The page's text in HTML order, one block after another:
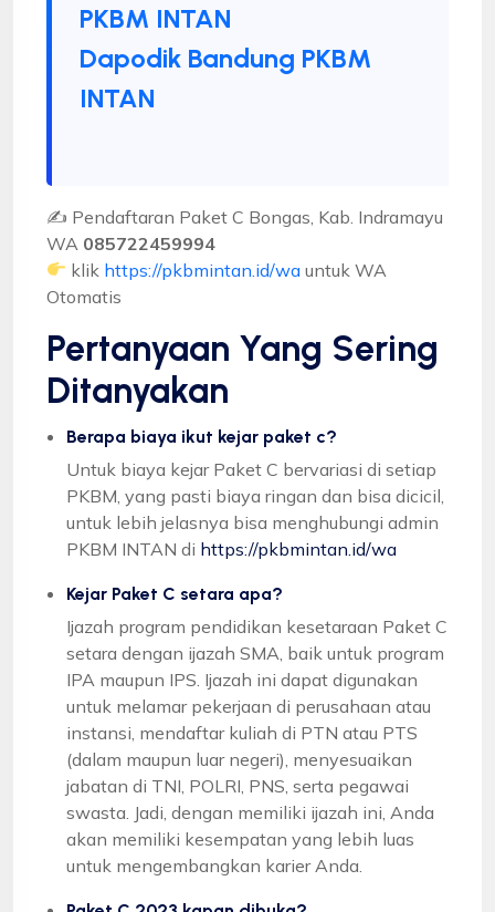
PKBM INTAN
Dapodik Bandung PKBM
INTAN
✍ Pendaftaran Paket C Bongas, Kab. Indramayu
WA 085722459994
klik https://pkbmintan.id/wa untuk WA
Otomatis
Pertanyaan Yang Sering
Ditanyakan
Berapa biaya ikut kejar paket c?
Untuk biaya kejar Paket C bervariasi di setiap
PKBM, yang pasti biaya ringan dan bisa dicicil,
untuk lebih jelasnya bisa menghubungi admin
PKBM INTAN di https://pkbmintan.id/wa
Kejar Paket C setara apa?
Ijazah program pendidikan kesetaraan Paket C
setara dengan ijazah SMA, baik untuk program
IPA maupun IPS. Ijazah ini dapat digunakan
untuk melamar pekerjaan di perusahaan atau
instansi, mendaftar kuliah di PTN atau PTS
(dalam maupun luar negeri), menyesuaikan
jabatan di TNI, POLRI, PNS, serta pegawai
swasta. Jadi, dengan memiliki ijazah ini, Anda
akan memiliki kesempatan yang lebih luas
untuk mengembangkan karier Anda.